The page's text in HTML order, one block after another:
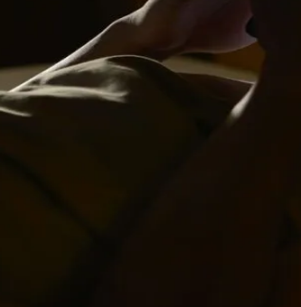
CarapicuíbaJandiraItapevi CotiaPirapora do Bom